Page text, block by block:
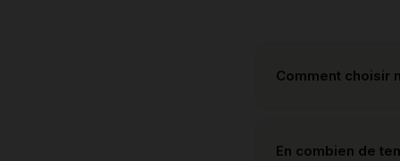
Comment choisir
En combien de